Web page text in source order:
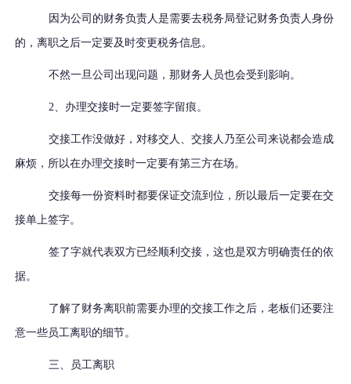
因为公司的财务负责人是需要去税务局登记财务负责人身份
的，离职之后一定要及时变更税务信息。
不然一旦公司出现问题，那财务人员也会受到影响。
2、办理交接时一定要签字留痕。
交接工作没做好，对移交人、交接人乃至公司来说都会造成
麻烦，所以在办理交接时一定要有第三方在场。
交接每一份资料时都要保证交流到位，所以最后一定要在交
接单上签字。
签了字就代表双方已经顺利交接，这也是双方明确责任的依
据。
了解了财务离职前需要办理的交接工作之后，老板们还要注
意一些员工离职的细节。
三、员工离职